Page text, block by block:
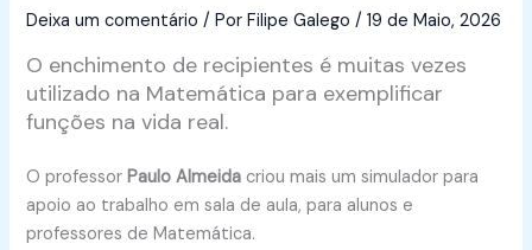
Deixa um comentário / Por Filipe Galego/19 de Maio, 2026
O enchimento de recipientes é muitas vezes
utilizado na Matemática para exemplificar
funções na vida real.
O professorPaulo Almeida criou mais um simulador para
apoio ao trabalho em sala de aula, para alunos e
professores de Matemática.